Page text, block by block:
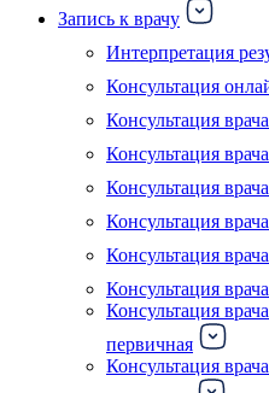
Запись к врачу
Интерпретация
Консультация
Консультация
Консультация
Консультация
Консультация
Консультация
Консультация
Консультация
первичная
Консультация